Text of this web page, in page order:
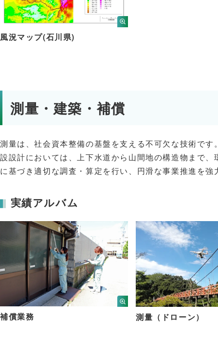
風況マップ(石川県)
測量・建築・補償
測量は、社会資本整備の基盤を支える不可欠な技術で
設設計においては、上下水道から山間地の構造物まで
に基づき適切な調査・算定を行い、円滑な事業推進を強
実績アルバム
補償業務 測量（ドローン）